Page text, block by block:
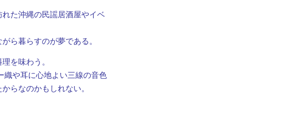
た沖縄の民謡居酒屋やイベ
ら暮らすのが夢である。
を味わう。
や耳に心地よい三線の音色
らなのかもしれない。